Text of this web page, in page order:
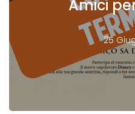
Amici
25